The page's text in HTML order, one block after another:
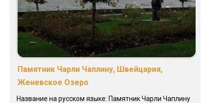
Памятник Чарли Чаплину, Швейцария,
Женевское Озеро
Название на русском языке: Памятник Чарли Чаплину